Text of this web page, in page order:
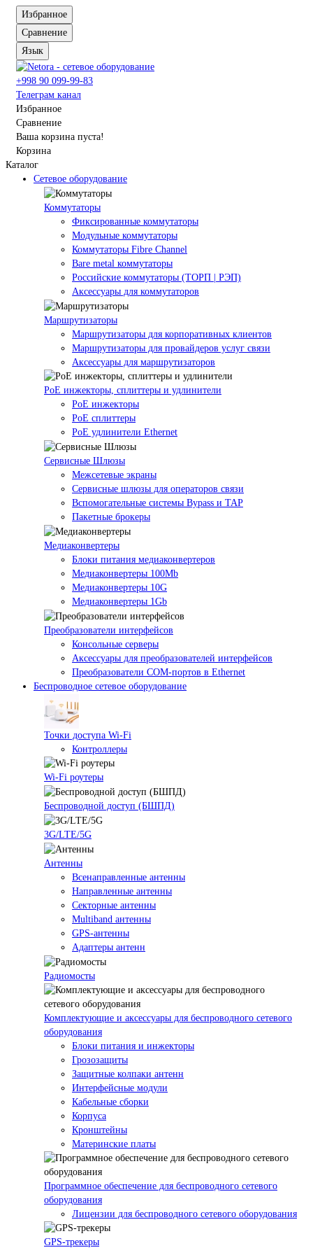
Избранное
Сравнение
Язык
+998 90 099-99-83
Телеграм канал
Избранное
Сравнение
Ваша корзина пуста!
Корзина
Каталог
Сетевое оборудование
Коммутаторы
Фиксированные коммутаторы
Модульные коммутаторы
Коммутаторы Fibre Channel
Bare metal коммутаторы
Российские коммутаторы (ТОРП | РЭП)
Аксессуары для коммутаторов
Маршрутизаторы
Маршрутизаторы для корпоративных клиентов
Маршрутизаторы для провайдеров услуг связи
Аксессуары для маршрутизаторов
PoE инжекторы, сплиттеры и удлинители
PoE инжекторы
PoE сплиттеры
PoE удлинители Ethernet
Сервисные Шлюзы
Межсетевые экраны
Сервисные шлюзы для операторов связи
Вспомогательные системы Bypass и TAP
Пакетные брокеры
Медиаконвертеры
Блоки питания медиаконвертеров
Медиаконвертеры 100Mb
Медиаконвертеры 10G
Медиаконвертеры 1Gb
Преобразователи интерфейсов
Консольные серверы
Аксессуары для преобразователей интерфейсов
Преобразователи COM-портов в Ethernet
Беспроводное сетевое оборудование
Точки доступа Wi-Fi
Контроллеры
Wi-Fi роутеры
Беспроводной доступ (БШПД)
3G/LTE/5G
Антенны
Всенаправленные антенны
Направленные антенны
Секторные антенны
Multiband антенны
GPS-антенны
Адаптеры антенн
Радиомосты
Комплектующие и аксессуары для беспроводного сетевого
оборудования
Блоки питания и инжекторы
Грозозащиты
Защитные колпаки антенн
Интерфейсные модули
Кабельные сборки
Корпуса
Кронштейны
Материнские платы
Программное обеспечение для беспроводного сетевого
оборудования
Лицензии для беспроводного сетевого оборудования
GPS-трекеры